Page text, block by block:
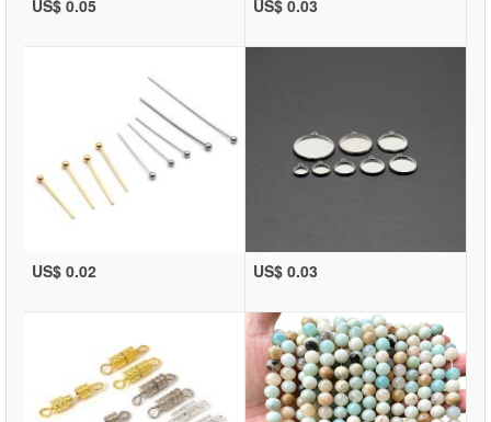
US$ 0.05 US$ 0.03
US$ 0.02 US$ 0.03